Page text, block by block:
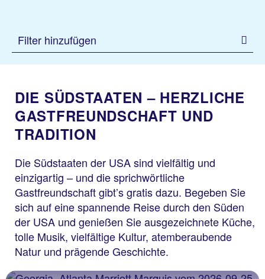
Filter hinzufügen
DIE SÜDSTAATEN – HERZLICHE
GASTFREUNDSCHAFT UND
TRADITION
Die Südstaaten der USA sind vielfältig und
einzigartig – und die sprichwörtliche
Gastfreundschaft gibt’s gratis dazu. Begeben Sie
sich auf eine spannende Reise durch den Süden
der USA und genießen Sie ausgezeichnete Küche,
tolle Musik, vielfältige Kultur, atemberaubende
Natur und prägende Geschichte.